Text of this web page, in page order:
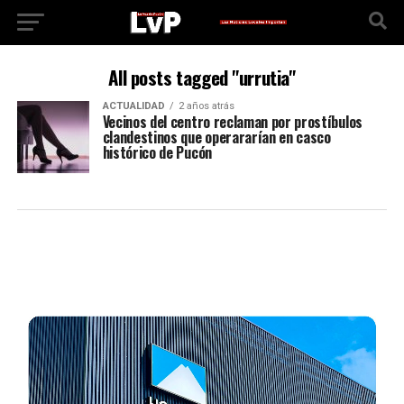
All posts tagged "urrutia"
ACTUALIDAD 2 años atrás
Vecinos del centro reclaman por prostíbulos
clandestinos que operararían en casco
histórico de Pucón